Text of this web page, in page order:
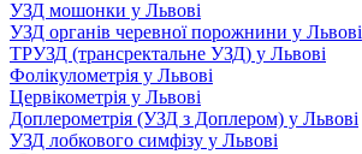
УЗД мошонки у Львові
УЗД органів черевної порожнини у Львові
ТРУЗД (трансректальне УЗД) у Львові
Фолікулометрія у Львові
Цервікометрія у Львові
Доплерометрія (УЗД з Доплером) у Львові
УЗД лобкового симфізу у Львові